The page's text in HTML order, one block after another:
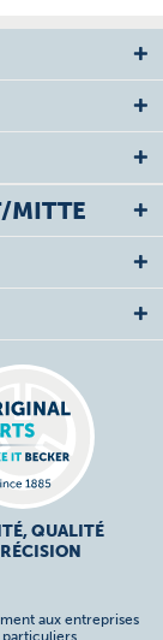
MITTE
QUALITÉ
aux entreprises